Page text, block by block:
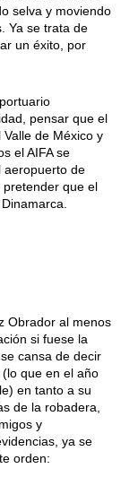
selva y moviendo
Ya se trata de
un éxito, por
pensar que el
de México y
el AIFA se
aeropuerto de
pretender que el
Obrador al menos
si fuese la
cansa de decir
que en el año
en tanto a su
de la robadera,
y
ya se
orden: